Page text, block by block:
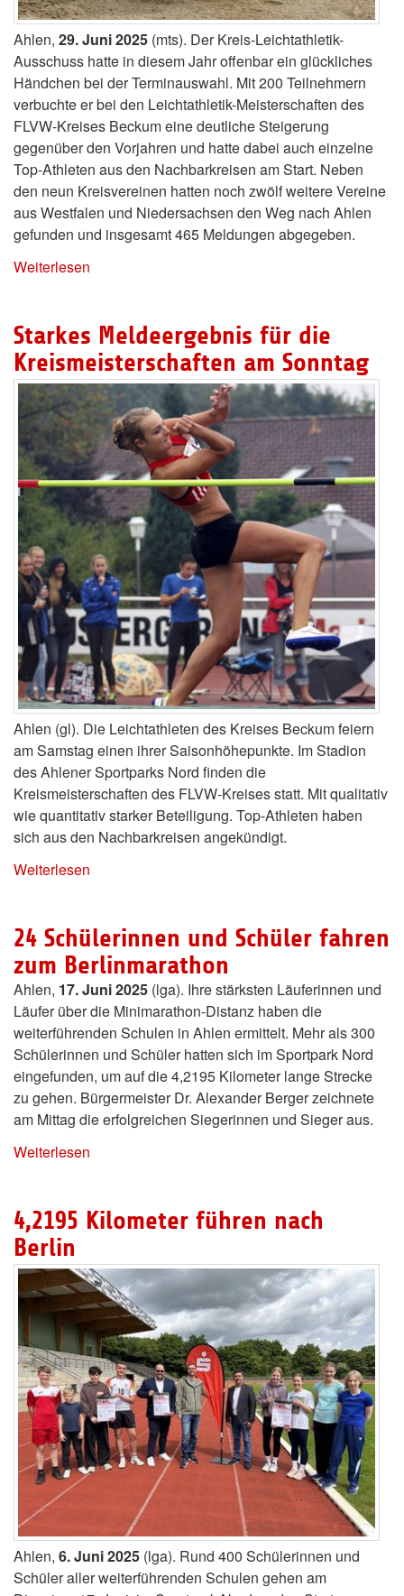
Ahlen, 29. Juni 2025 (mts). Der Kreis-Leichtathletik-
Ausschuss hatte in diesem Jahr offenbar ein glückliches
Händchen bei der Terminauswahl. Mit 200 Teilnehmern
verbuchte er bei den Leichtathletik-Meisterschaften des
FLVW-Kreises Beckum eine deutliche Steigerung
gegenüber den Vorjahren und hatte dabei auch einzelne
Top-Athleten aus den Nachbarkreisen am Start. Neben
den neun Kreisvereinen hatten noch zwölf weitere Vereine
aus Westfalen und Niedersachsen den Weg nach Ahlen
gefunden und insgesamt 465 Meldungen abgegeben.
Weiterlesen
Starkes Meldeergebnis für die
Kreismeisterschaften am Sonntag
Ahlen (gl). Die Leichtathleten des Kreises Beckum feiern
am Samstag einen ihrer Saisonhöhepunkte. Im Stadion
des Ahlener Sportparks Nord finden die
Kreismeisterschaften des FLVW-Kreises statt. Mit qualitativ
wie quantitativ starker Beteiligung. Top-Athleten haben
sich aus den Nachbarkreisen angekündigt.
Weiterlesen
24 Schülerinnen und Schüler fahren
zum Berlinmarathon
Ahlen, 17. Juni 2025 (lga). Ihre stärksten Läuferinnen und
Läufer über die Minimarathon-Distanz haben die
weiterführenden Schulen in Ahlen ermittelt. Mehr als 300
Schülerinnen und Schüler hatten sich im Sportpark Nord
eingefunden, um auf die 4,2195 Kilometer lange Strecke
zu gehen. Bürgermeister Dr. Alexander Berger zeichnete
am Mittag die erfolgreichen Siegerinnen und Sieger aus.
Weiterlesen
4,2195 Kilometer führen nach
Berlin
Ahlen, 6. Juni 2025 (lga). Rund 400 Schülerinnen und
Schüler aller weiterführenden Schulen gehen am